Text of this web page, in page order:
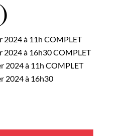
2024 à 11h COMPLET
2024 à 16h30 COMPLET
2024 à 11h COMPLET
2024 à 16h30